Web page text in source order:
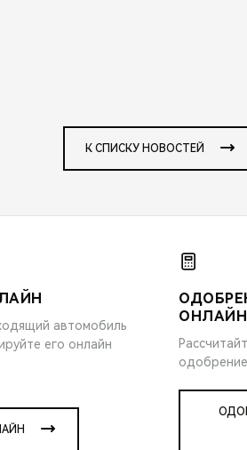
К СПИСКУ НОВОСТЕЙ
автомобиль
его онлайн
ОНЛАЙН